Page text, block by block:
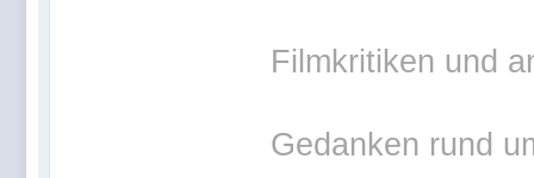
Filmkritiken und
Gedanken rund